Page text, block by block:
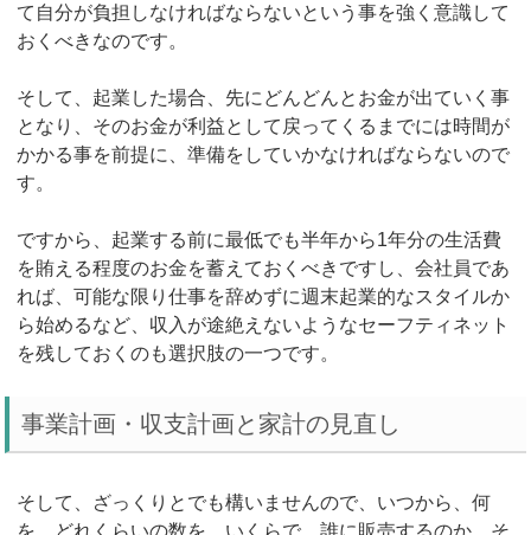
て自分が負担しなければならないという事を強く意識して
おくべきなのです。
そして、起業した場合、先にどんどんとお金が出ていく事
となり、そのお金が利益として戻ってくるまでには時間が
かかる事を前提に、準備をしていかなければならないので
す。
ですから、起業する前に最低でも半年から1年分の生活費
を賄える程度のお金を蓄えておくべきですし、会社員であ
れば、可能な限り仕事を辞めずに週末起業的なスタイルか
ら始めるなど、収入が途絶えないようなセーフティネット
を残しておくのも選択肢の一つです。
事業計画・収支計画と家計の見直し
そして、ざっくりとでも構いませんので、いつから、何